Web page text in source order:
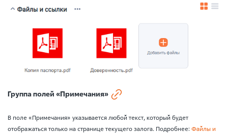
Группа полей «Примечания»
В поле «Примечания» указывается любой текст, который будет
отображаться только на странице текущего залога. Подробнее:Файлы и